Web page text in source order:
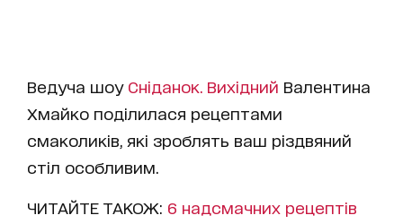
Ведуча шоу Сніданок. Вихідний Валентина
Хмайко поділилася рецептами
смаколиків, які зроблять ваш різдвяний
стіл особливим.
ЧИТАЙТЕ ТАКОЖ: 6 надсмачних рецептів